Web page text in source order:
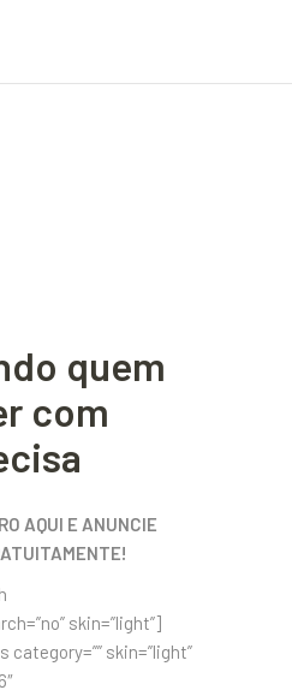
quem
com
AQUI E ANUNCIE
skin=”light”]
skin=”light”